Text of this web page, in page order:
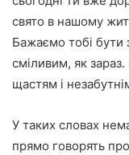
свято в нашому
Бажаємо тобі
сміливим, як
щастям і
У таких словах
прямо говорять